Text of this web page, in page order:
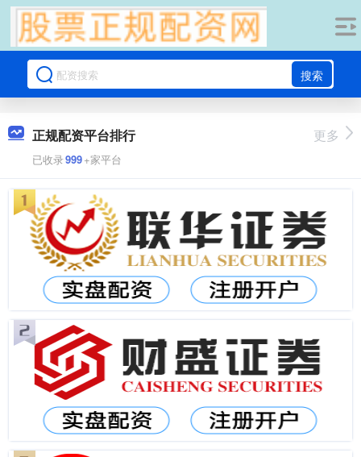
搜索
正规配资平台排行
已收录999+家平台
更多